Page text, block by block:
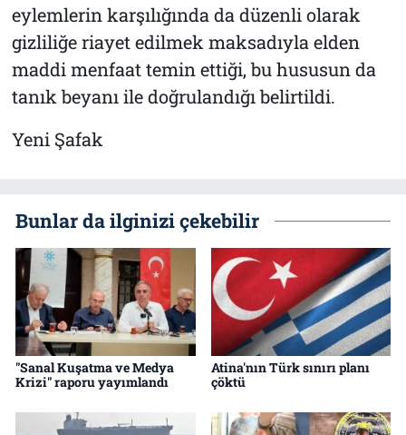
eylemlerin karşılığında da düzenli olarak
gizliliğe riayet edilmek maksadıyla elden
maddi menfaat temin ettiği, bu hususun da
tanık beyanı ile doğrulandığı belirtildi.
Yeni Şafak
Bunlar da ilginizi çekebilir
"Sanal Kuşatma ve Medya
Krizi" raporu yayımlandı
Atina'nın Türk sınırı planı
çöktü